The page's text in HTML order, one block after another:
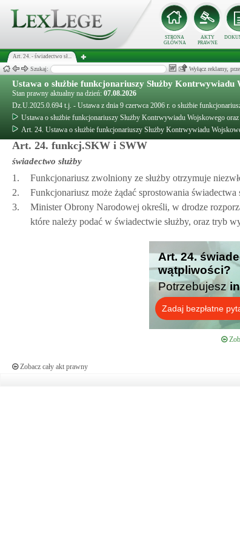
STRONA
GŁÓWNA
AKTY
PRAWNE
Art. 24. - świadectwo sł...
Szukaj: Wyłącz reklamy,
Ustawa o służbie funkcjonariuszy Służby Kontrwywiadu
Stan prawny aktualny na dzień: 07.08.2026
Dz.U.2025.0.694 t.j. - Ustawa z dnia 9 czerwca 2006 r. o służbie
Ustawa o służbie funkcjonariuszy Służby Kontrwywiadu Wojskowego
Art. 24. Ustawa o służbie funkcjonariuszy Służby Kontrwywiadu
Art. 24. funkcj.SKW i SWW
świadectwo służby
1.
Funkcjonariusz zwolniony ze służby otrzymuje
2.
Funkcjonariusz może żądać sprostowania
3.
Minister Obrony Narodowej określi, w drodze
które należy podać w świadectwie służby, oraz tryb
Art. 24.
wątpliwości?
Potrzebujesz
Zadaj bezpłatne
Zobacz cały akt prawny